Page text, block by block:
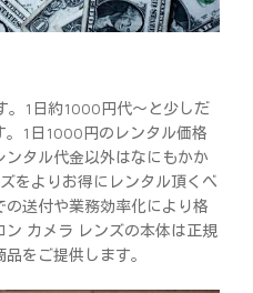
。1日約1000円代～と少しだ
。1日1000円のレンタル価格
タル代金以外はなにもかか
をよりお得にレンタル頂くべ
送付や業務効率化により格
カメラ レンズの本体は正規
をご提供します。